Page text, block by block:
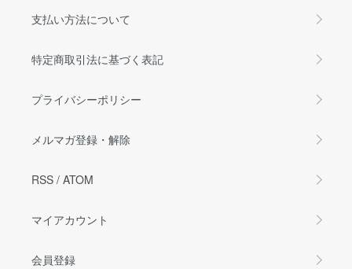
支払い方法について
特定商取引法に基づく表記
プライバシーポリシー
メルマガ登録・解除
RSS / ATOM
マイアカウント
会員登録